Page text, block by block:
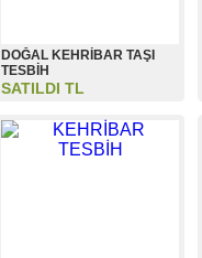
DOĞAL KEHRİBAR TAŞI
TESBİH
SATILDI TL